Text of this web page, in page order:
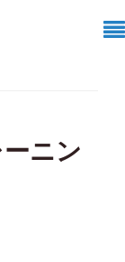
圧トレーニング！！
ニン